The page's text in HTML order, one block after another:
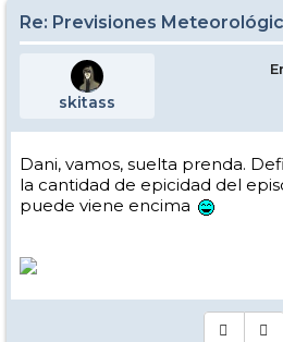
Re: Previsiones
skitass
Dani, vamos, suelta prenda.
la cantidad de epicidad del
puede viene encima